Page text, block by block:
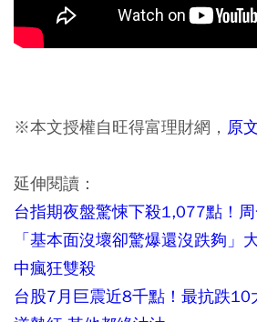
※本文授權自旺得富理財網， 原
延伸閱讀：
台指期夜盤驚悚下殺1,077點！
「基本面沒壞卻驚爆還沒跌夠」
中瘋狂雙殺
台股7月巨震近8千點！最抗跌10